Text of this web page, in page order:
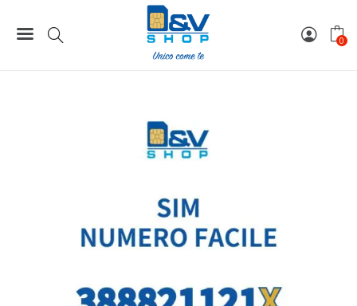
0
SIM Wind3 Numero Facile 388821121X Da Attivare